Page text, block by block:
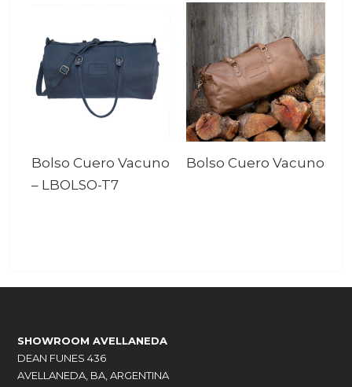
Bolso Cuero Vacuno
– LBOLSO-T7
Bolso Cuero Vacuno
SHOWROOM AVELLANEDA
DEAN FUNES 436
AVELLANEDA, BA, ARGENTINA